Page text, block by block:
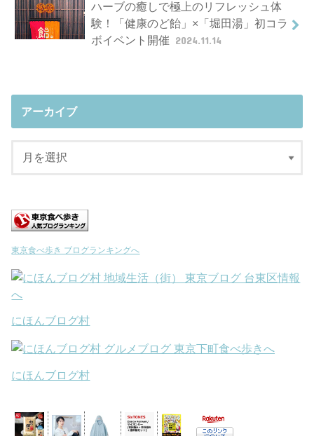
ハーブの癒しで極上のリフレッシュ体
験！「健康のど飴」×「堀田湯」初コラ
ボイベント開催 2024.11.14
アーカイブ
東京食べ歩き ブログランキングへ
にほんブログ村
にほんブログ村